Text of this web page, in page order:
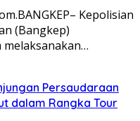
Kepolisian
(Bangkep)
melaksanakan…
Persaudaraan
dalam Rangka Tour